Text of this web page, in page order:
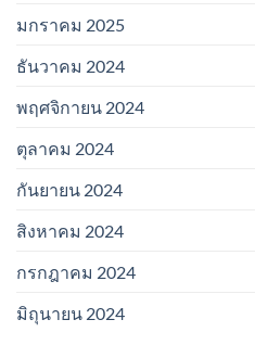
มกราคม 2025
ธันวาคม 2024
พฤศจิกายน 2024
ตุลาคม 2024
กันยายน 2024
สิงหาคม 2024
กรกฎาคม 2024
มิถุนายน 2024